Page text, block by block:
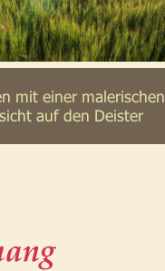
mit einer malerischen
auf den Deister